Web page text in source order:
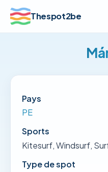
Thespot2be
Pays
PE
Sports
Kitesurf, Windsurf,
Type de spot